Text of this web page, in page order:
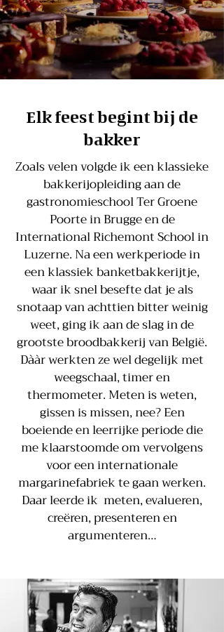
Elk feest begint bij de
bakker
Zoals velen volgde ik een klassieke
bakkerijopleiding aan de
gastronomieschool Ter Groene
Poorte in Brugge en de
International Richemont School in
Luzerne. Na een werkperiode in
een klassiek banketbakkerijtje,
waar ik snel besefte dat je als
snotaap van achttien bitter weinig
weet, ging ik aan de slag in de
grootste broodbakkerij van België.
Dààr werkten ze wel degelijk met
weegschaal, timer en
thermometer. Meten is weten,
gissen is missen, nee? Een
boeiende en leerrijke periode die
me klaarstoomde om vervolgens
voor een internationale
margarinefabriek te gaan werken.
Daar leerde ik meten, evalueren,
creëren, presenteren en
argumenteren…